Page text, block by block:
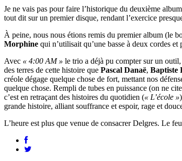
Je ne vais pas pour faire l’historique du deuxième
tout dit sur un premier disque, rendant l’exercice
À peine, nous nous étions remis du premier album (le
Morphine qui n’utilisait qu’une basse à deux cordes et
Avec « 4:00 AM » le trio a déjà pu compter sur un
des terres de cette histoire que Pascal Danaë, Baptiste
créole dégage quelque chose de fort, mettant nos
quelque chose. Rempli de tubes en puissance (on ne
c’est en retraçant des histoires du quotidien (« L’école »
grande histoire, alliant souffrance et espoir, rage et
L’heure est plus que venue de consacrer Delgres. Le